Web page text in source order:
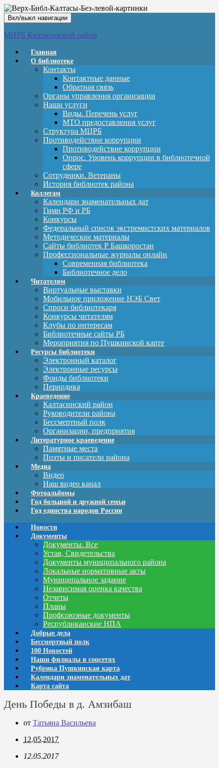
Вкл/выкл навигации
МЦРБ Калтасинский район
Главная
О библиотеке
Контакты
Контактные данные
Обратная связь
Органы управления организации
Наши услуги
Виды. Перечень услуг
МТО предоставления услуг
Структура МЦРБ
Противодействие коррупции
Противодействие коррупции
Опрос. Уровень коррупции в библиотечной
сфере
Сотрудники. Ветераны
История библиотек района
Коллегам
Календари знаменательных дат
Гимн РФ и РБ
Конкурсы
Федеральный список экстремистских материалов
Методические материалы
Сайты библиотек Р Башкоростан
Профессиональные журналы онлайн
Современная библиотека
Библиотечное дело
Читателям
Виртуальные выставки
Мобильное приложение НЭБ Свет
Спроси библиотекаря
Конкурсы читателям
Клубы по интересам
Библиотечные сайты РБ
Мероприятия по Пушкинской карте
Ресурсы библиотеки
Электронный каталог
Электронные ресурсы
Фонды библиотеки
Периодика
Краеведение
Калтасинский район
Руководители района
Бессмертный полк
Организации, предприятия
Литературное краеведение
Памятные места
Поэты и писатели района
Медиа
Видео
Наш видео канал
Фотоальбомы
Год большой и дружной семьи
Год единства народов России
Новости
Документы
Документы. Все
Устав, Свидетельства
Документы муниципального района
Локальные нормативные акты
Муниципальное задание
Независимая оценка качества
Отчеты
Планы
Профсоюзные документы
Республиканские НПА
Добрые дела
Бессмертный полк
100 Новостей
Наши филиалы в соцсетях
Рубрика Пушкинская карта
Календари знаменательных дат
Карта сайта
День Победы в д. Амзибаш
от Татьяна Васильева
12.05.2017
12.05.2017